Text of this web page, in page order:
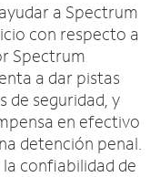
a Spectrum
con respecto a
Spectrum
a dar pistas
de seguridad, y
en efectivo
detención penal.
confiabilidad de